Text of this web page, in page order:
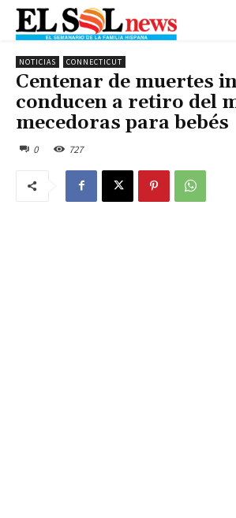
NOTICIAS CONNECTICUT
Centenar de muertes
conducen a retiro del
mecedoras para bebés
0 727